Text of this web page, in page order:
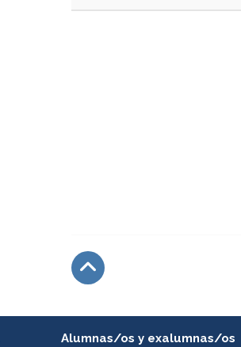
Alumnas/os y exalumnas/os